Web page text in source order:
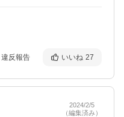
違反報告 いいね 27
2024/2/5
（編集済み）